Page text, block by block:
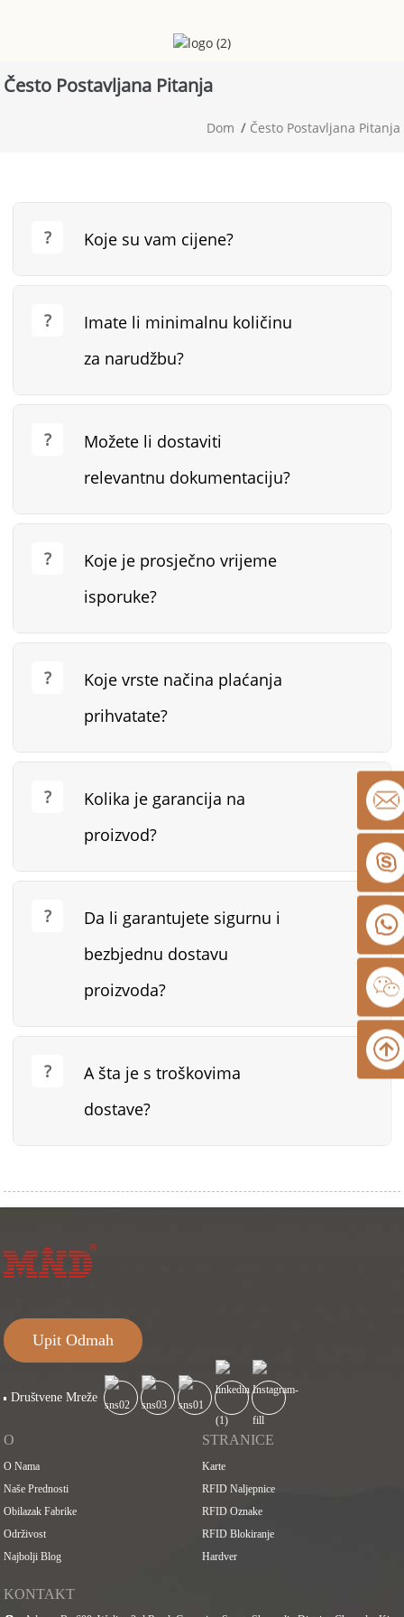
Često Postavljana Pitanja
Dom Često Postavljana Pitanja
Koje su vam cijene?
Imate li minimalnu količinu
za narudžbu?
Možete li dostaviti
relevantnu dokumentaciju?
Koje je prosječno vrijeme
isporuke?
Koje vrste načina plaćanja
prihvatate?
Kolika je garancija na
proizvod?
Da li garantujete sigurnu i
bezbjednu dostavu
proizvoda?
A šta je s troškovima
dostave?
Upit Odmah
Društvene Mreže
O
O Nama
Naše Prednosti
Obilazak Fabrike
Održivost
Najbolji Blog
STRANICE
Karte
RFID Naljepnice
RFID Oznake
RFID Blokiranje
Hardver
KONTAKT